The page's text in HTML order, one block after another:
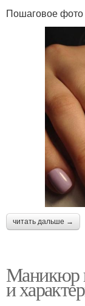
Пошаговое фото
читать дальше →
Маникюр
и